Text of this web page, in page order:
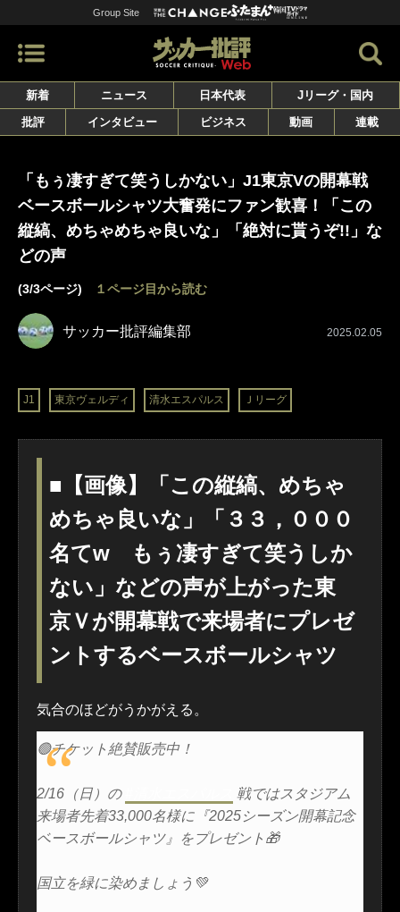
Group Site
新着 ニュース 日本代表
Jリーグ・国内
批評
インタビュー ビジネス 動画 連載
「もぅ凄すぎて笑うしかない」J1東京Vの開幕戦
ベースボールシャツ大奮発にファン歓喜！「この
縦縞、めちゃめちゃ良いな」「絶対に貰うぞ!!」な
どの声
(3/3ページ) １ページ目から読む
サッカー批評編集部 2025.02.05
J1 東京ヴェルディ 清水エスパルス Ｊリーグ
■【画像】「この縦縞、めちゃ
めちゃ良いな」「３３，０００
名てw もぅ凄すぎて笑うしか
ない」などの声が上がった東
京Ｖが開幕戦で来場者にプレゼ
ントするベースボールシャツ
気合のほどがうかがえる。
🟢チケット絶賛販売中！
2/16（日）の
戦ではスタジアム
来場者先着33,000名様に『2025シーズン開幕記念
ベースボールシャツ』をプレゼント🎁
国立を緑に染めましょう💚